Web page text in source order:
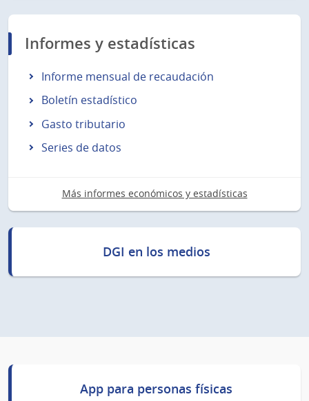
Informes y estadísticas
Informe mensual de recaudación
Boletín estadístico
Gasto tributario
Series de datos
Más informes económicos y estadísticas
DGI en los medios
App para personas físicas